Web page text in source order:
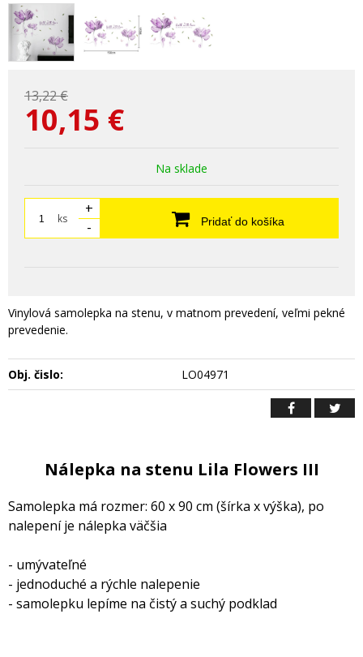
13,22 €
10,15 €
Na sklade
ks
+
-
Pridať do košíka
Vinylová samolepka na stenu, v matnom prevedení, veľmi pekné
prevedenie.
Obj. čislo: LO04971
Nálepka na stenu Lila Flowers III
Samolepka má rozmer: 60 x 90 cm (šírka x výška), po
nalepení je nálepka väčšia
- umývateľné
- jednoduché a rýchle nalepenie
- samolepku lepíme na čistý a suchý podklad